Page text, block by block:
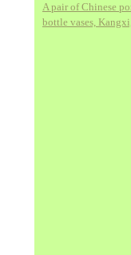
A pair of Chinese
bottle vases,